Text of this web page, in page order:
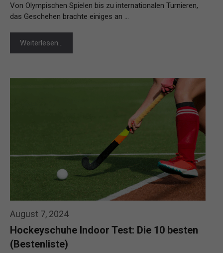
Von Olympischen Spielen bis zu internationalen Turnieren,
das Geschehen brachte einiges an …
Weiterlesen…
August 7, 2024
Hockeyschuhe Indoor Test: Die 10 besten
(Bestenliste)